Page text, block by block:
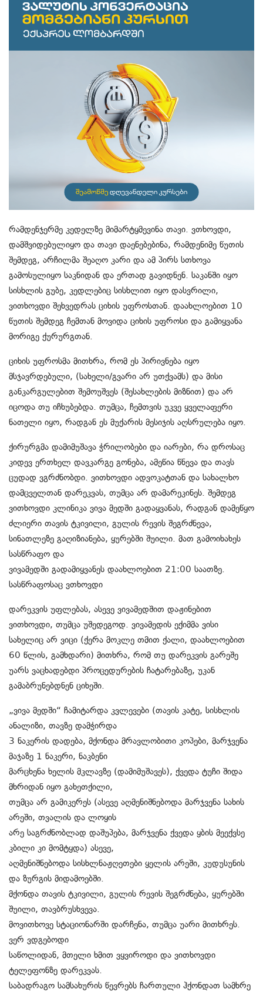
რამდენჯერმე კედელზე მიმარტყმევინა თავი. ვთხოვდი,
დამშვიდებულიყო და თავი დაენებებინა, რამდენიმე წუთის
შემდეგ, არჩილმა შეაღო კარი და ამ პირს სთხოვა
გამოსულიყო საკნიდან და ერთად გავიდნენ. საკანში იყო
სისხლის გუბე, კედლებიც სისხლით იყო დასვრილი,
ვითხოვდი შეხვედრას ციხის უფროსთან. დაახლოებით 10
წუთის შემდეგ ჩემთან მოვიდა ციხის უფროსი და გამიყვანა
მორიგე ქურურგთან.
ციხის უფროსმა მითხრა, რომ ეს პირივნება იყო
მსჯავრდებული, (სახელი/გვარი არ უთქვამს) და მისი
განკარგულებით შემოუშვეს (შესახლების მიზნით) და არ
იცოდა თუ იჩხუბებდა. თუმცა, ჩემთვის უკვე ყველაფერი
ნათელი იყო, რადგან ეს მუქარის მესიჯის აღსრულება იყო.
ქირურგმა დამიმუშავა ჭრილობები და იარები, რა დროსაც
კიდევ ერთხელ დავკარგე გონება, ამეწია წნევა და თავს
ცუდად ვგრძნობდი. ვითხოვდი ადვოკატთან და სახალხო
დამცველთან დარეკვას, თუმცა არ დამარეკინეს. შემდეგ
ვითხოვდი კლინიკა ვივა მედში გადაყვანას, რადგან დამეწყო
ძლიერი თავის ტკივილი, გულის რევის შეგრძნევა,
სინათლეზე გაღიზიანება, ყურებში შუილი. მათ გამოიხახეს
სასწრაფო და
ვივამედში გადამიყვანეს დაახლოებით 21:00 საათზე.
სასწრაფოსაც ვთხოვდი
დარეკვის უფლებას, ასევე ვივამედშით დაჟინებით
ვითხოვდი, თუმცა უშედეგოდ. ვივამედის ექიმმა ვისი
სახელიც არ ვიცი (ქერა მოკლე თმით ქალი, დაახლოებით
60 წლის, გამხდარი) მითხრა, რომ თუ დარეკვის გარეშე
უარს ვაცხადებდი პროცედურების ჩატარებაზე, უკან
გამაბრუნებდნენ ციხეში.
„ვივა მედში“ ჩამიტარდა კვლევები (თავის კატე, სისხლის
ანალიზი, თავზე დამჭირდა
3 ნაკერის დადება, მქონდა მრავლობითი კოპები, მარჯვენა
მაჯაზე 1 ნაკერი, ნაკბენი
მარცხენა ხელის მკლავზე (დამიმუშავეს), ქვედა ტუჩი შიდა
მხრიდან იყო გახეთქილი,
თუმცა არ გამიკერეს (ასევე აღმენიშნებოდა მარჯვენა სახის
არეში, თვალის და ლოყის
არე საგრძნობლად დაშუპება, მარჯვენა ქვედა ყბის მეექვსე
კბილი კი მომტყდა) ასევე,
აღმენიშნებოდა სისხლნაჟღეთები ყელის არეში, კუდუსუნის
და ზურგის მიდამოებში.
მქონდა თავის ტკივილი, გულის რევის შეგრძნება, ყურებში
შუილი, თავბრუსხვევა.
მოვითხოვე სტაციონარში დარჩენა, თუმცა უარი მითხრეს.
ვერ ვდგებოდი
საწოლიდან, მთელი ხმით ვყვიროდი და ვითხოვდი
ტელეფონზე დარეკვას.
საბადრაგო სამსახურის წევრებს ჩართული ჰქონდათ სამხრე